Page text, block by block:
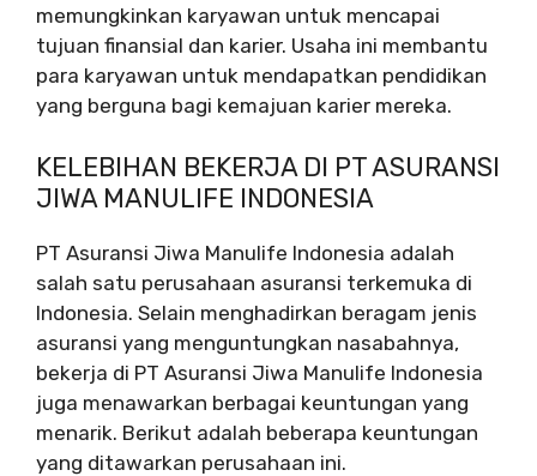
memungkinkan karyawan untuk mencapai
tujuan finansial dan karier. Usaha ini membantu
para karyawan untuk mendapatkan pendidikan
yang berguna bagi kemajuan karier mereka.
KELEBIHAN BEKERJA DI PT ASURANSI
JIWA MANULIFE INDONESIA
PT Asuransi Jiwa Manulife Indonesia adalah
salah satu perusahaan asuransi terkemuka di
Indonesia. Selain menghadirkan beragam jenis
asuransi yang menguntungkan nasabahnya,
bekerja di PT Asuransi Jiwa Manulife Indonesia
juga menawarkan berbagai keuntungan yang
menarik. Berikut adalah beberapa keuntungan
yang ditawarkan perusahaan ini.